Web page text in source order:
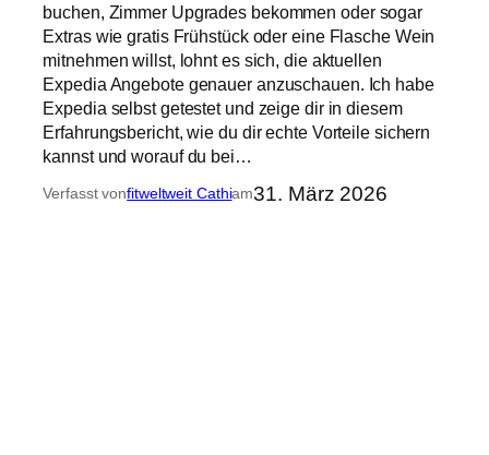
buchen, Zimmer Upgrades bekommen oder sogar
Extras wie gratis Frühstück oder eine Flasche Wein
mitnehmen willst, lohnt es sich, die aktuellen
Expedia Angebote genauer anzuschauen. Ich habe
Expedia selbst getestet und zeige dir in diesem
Erfahrungsbericht, wie du dir echte Vorteile sichern
kannst und worauf du bei…
Verfasst vonfitweltweit Cathiam31. März 2026